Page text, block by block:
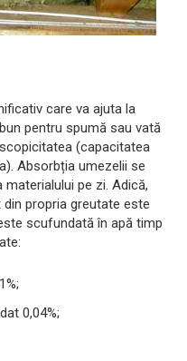
care va ajuta la
pentru spumă sau vată
(capacitatea
Absorbția umezelii se
pe zi. Adică,
propria greutate este
scufundată în apă timp
0,04%;